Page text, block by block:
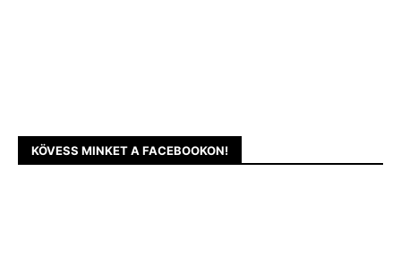
KÖVESS MINKET A FACEBOOKON!